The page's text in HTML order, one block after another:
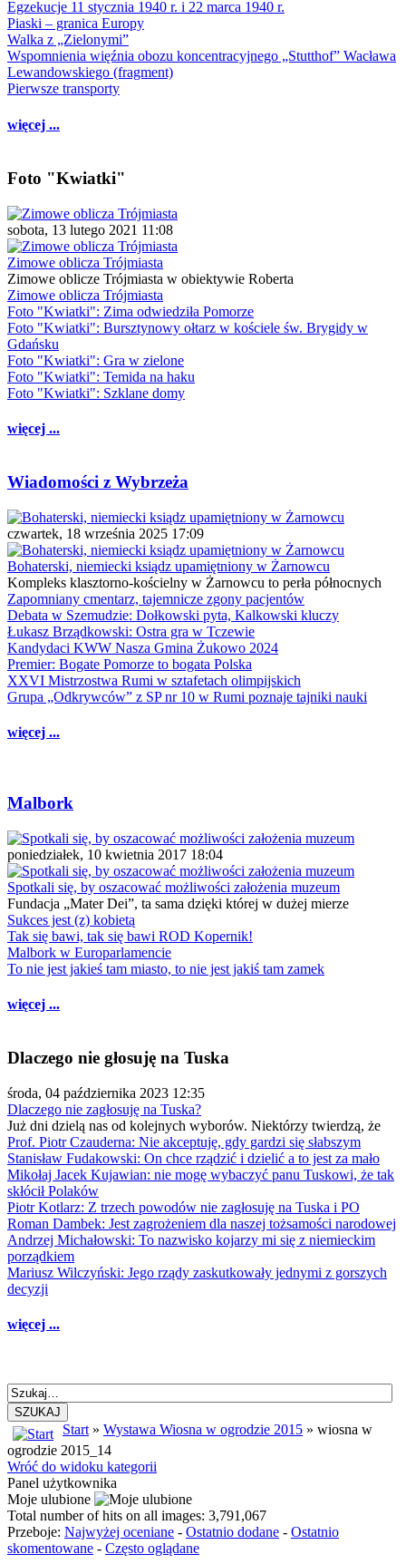
Egzekucje 11 stycznia 1940 r. i 22 marca 1940 r.
Piaski – granica Europy
Walka z „Zielonymi”
Wspomnienia więźnia obozu koncentracyjnego „Stutthof” Wacława
Lewandowskiego (fragment)
Pierwsze transporty
więcej ...
Foto "Kwiatki"
sobota, 13 lutego 2021 11:08
Zimowe oblicza Trójmiasta
Zimowe oblicze Trójmiasta w obiektywie Roberta
Zimowe oblicza Trójmiasta
Foto "Kwiatki": Zima odwiedziła Pomorze
Foto "Kwiatki": Bursztynowy ołtarz w kościele św. Brygidy w
Gdańsku
Foto "Kwiatki": Gra w zielone
Foto "Kwiatki": Temida na haku
Foto "Kwiatki": Szklane domy
więcej ...
Wiadomości z Wybrzeża
czwartek, 18 września 2025 17:09
Bohaterski, niemiecki ksiądz upamiętniony w Żarnowcu
Kompleks klasztorno-kościelny w Żarnowcu to perła północnych
Zapomniany cmentarz, tajemnicze zgony pacjentów
Debata w Szemudzie: Dołkowski pyta, Kalkowski kluczy
Łukasz Brządkowski: Ostra gra w Tczewie
Kandydaci KWW Nasza Gmina Żukowo 2024
Premier: Bogate Pomorze to bogata Polska
XXVI Mistrzostwa Rumi w sztafetach olimpijskich
Grupa „Odkrywców” z SP nr 10 w Rumi poznaje tajniki nauki
więcej ...
Malbork
poniedziałek, 10 kwietnia 2017 18:04
Spotkali się, by oszacować możliwości założenia muzeum
Fundacja „Mater Dei”, ta sama dzięki której w dużej mierze
Sukces jest (z) kobietą
Tak się bawi, tak się bawi ROD Kopernik!
Malbork w Europarlamencie
To nie jest jakieś tam miasto, to nie jest jakiś tam zamek
więcej ...
Dlaczego nie głosuję na Tuska
środa, 04 października 2023 12:35
Dlaczego nie zagłosuję na Tuska?
Już dni dzielą nas od kolejnych wyborów. Niektórzy twierdzą, że
Prof. Piotr Czauderna: Nie akceptuję, gdy gardzi się słabszym
Stanisław Fudakowski: On chce rządzić i dzielić a to jest za mało
Mikołaj Jacek Kujawian: nie mogę wybaczyć panu Tuskowi, że tak
skłócił Polaków
Piotr Kotlarz: Z trzech powodów nie zagłosuję na Tuska i PO
Roman Dambek: Jest zagrożeniem dla naszej tożsamości narodowej
Andrzej Michałowski: To nazwisko kojarzy mi się z niemieckim
porządkiem
Mariusz Wilczyński: Jego rządy zaskutkowały jednymi z gorszych
decyzji
więcej ...
SZUKAJ
Start » Wystawa Wiosna w ogrodzie 2015 » wiosna w
ogrodzie 2015_14
Wróć do widoku kategorii
Panel użytkownika
Moje ulubione
Total number of hits on all images: 3,791,067
Przeboje: Najwyżej oceniane - Ostatnio dodane - Ostatnio
skomentowane - Często oglądane